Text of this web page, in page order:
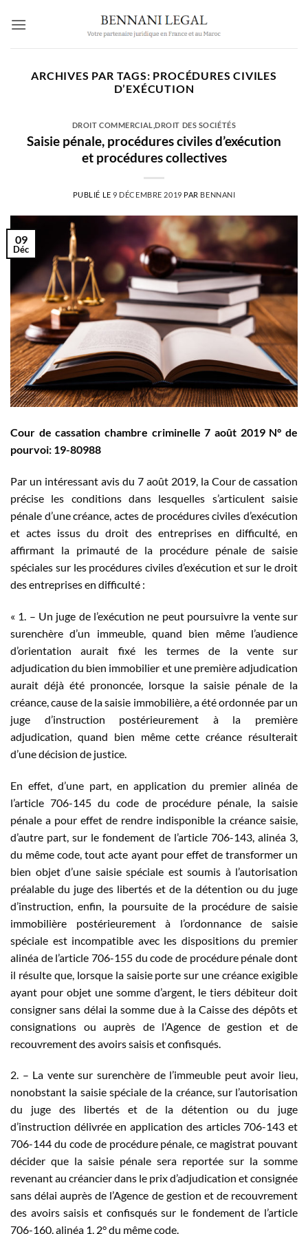
ARCHIVES PAR TAGS: PROCÉDURES CIVILES
D’EXÉCUTION
DROIT COMMERCIAL ,DROIT DES SOCIÉTÉS
Saisie pénale, procédures civiles d’exécution
et procédures collectives
PUBLIÉ LE9 DÉCEMBRE 2019 PAR BENNANI
09
Déc
Cour de cassation chambre criminelle 7 août 2019 N° de
pourvoi: 19-80988
Par un intéressant avis du 7 août 2019, la Cour de cassation
précise les conditions dans lesquelles s’articulent saisie
pénale d’une créance, actes de procédures civiles d’exécution
et actes issus du droit des entreprises en difficulté, en
affirmant la primauté de la procédure pénale de saisie
spéciales sur les procédures civiles d’exécution et sur le droit
des entreprises en difficulté :
« 1. – Un juge de l’exécution ne peut poursuivre la vente sur
surenchère d’un immeuble, quand bien même l’audience
d’orientation aurait fixé les termes de la vente sur
adjudication du bien immobilier et une première adjudication
aurait déjà été prononcée, lorsque la saisie pénale de la
créance, cause de la saisie immobilière, a été ordonnée par un
juge d’instruction postérieurement à la première
adjudication, quand bien même cette créance résulterait
d’une décision de justice.
En effet, d’une part, en application du premier alinéa de
l’article 706-145 du code de procédure pénale, la saisie
pénale a pour effet de rendre indisponible la créance saisie,
d’autre part, sur le fondement de l’article 706-143, alinéa 3,
du même code, tout acte ayant pour effet de transformer un
bien objet d’une saisie spéciale est soumis à l’autorisation
préalable du juge des libertés et de la détention ou du juge
d’instruction, enfin, la poursuite de la procédure de saisie
immobilière postérieurement à l’ordonnance de saisie
spéciale est incompatible avec les dispositions du premier
alinéa de l’article 706-155 du code de procédure pénale dont
il résulte que, lorsque la saisie porte sur une créance exigible
ayant pour objet une somme d’argent, le tiers débiteur doit
consigner sans délai la somme due à la Caisse des dépôts et
consignations ou auprès de l’Agence de gestion et de
recouvrement des avoirs saisis et confisqués.
2. – La vente sur surenchère de l’immeuble peut avoir lieu,
nonobstant la saisie spéciale de la créance, sur l’autorisation
du juge des libertés et de la détention ou du juge
d’instruction délivrée en application des articles 706-143 et
706-144 du code de procédure pénale, ce magistrat pouvant
décider que la saisie pénale sera reportée sur la somme
revenant au créancier dans le prix d’adjudication et consignée
sans délai auprès de l’Agence de gestion et de recouvrement
des avoirs saisis et confisqués sur le fondement de l’article
706-160, alinéa 1, 2° du même code.